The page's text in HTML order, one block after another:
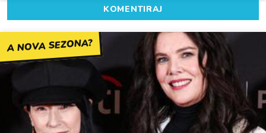
KOMENTIRAJ
A NOVA SEZONA?